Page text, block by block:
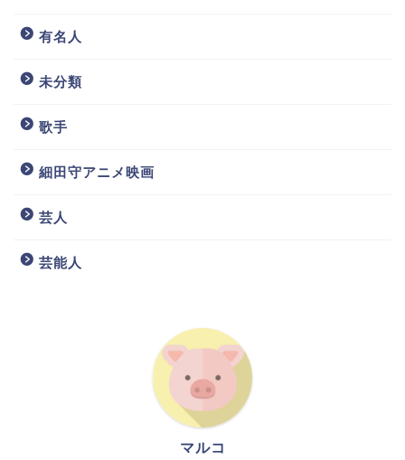
有名人
未分類
歌手
細田守アニメ映画
芸人
芸能人
マルコ